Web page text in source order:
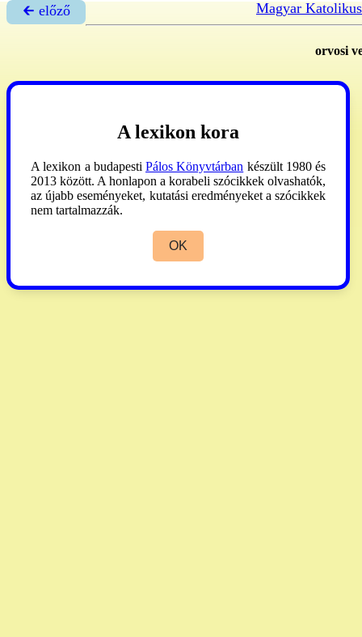
🡰 előző Magyar
orvosi
A lexikon kora
A lexikon a budapesti Pálos Könyvtárban készült 1980 és
2013 között. A honlapon a korabeli szócikkek olvashatók,
az újabb eseményeket, kutatási eredményeket a szócikkek
nem tartalmazzák.
OK